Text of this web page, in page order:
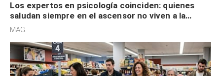
Los expertos en psicología coinciden: quienes
saludan siempre en el ascensor no viven a la
defensiva y tienen apertura social
MAG.